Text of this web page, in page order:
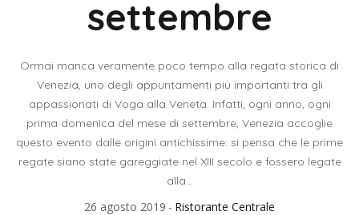
settembre
Ormai manca veramente poco tempo alla regata storica di
Venezia, uno degli appuntamenti più importanti tra gli
appassionati di Voga alla Veneta. Infatti, ogni anno, ogni
prima domenica del mese di settembre, Venezia accoglie
questo evento dalle origini antichissime: si pensa che le prime
regate siano state gareggiate nel XIII secolo e fossero legate
alla...
26 agosto 2019 Ristorante Centrale